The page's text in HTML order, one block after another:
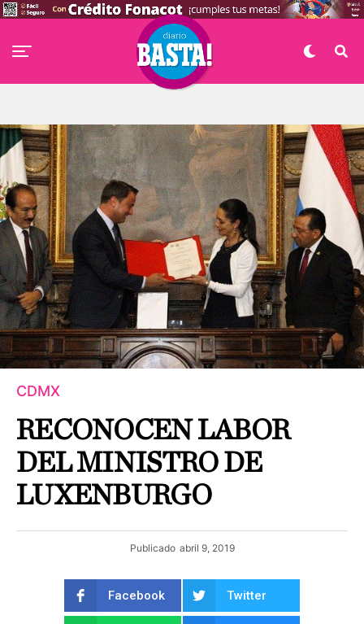
CDMX
RECONOCEN LABOR
DEL MINISTRO DE
LUXENBURGO
Publicado abril 9, 2019
Facebook Twitter